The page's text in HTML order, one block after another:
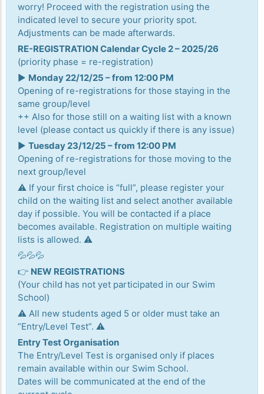
worry! Proceed with the registration using the
indicated level to secure your priority spot.
Adjustments can be made afterwards.
RE-REGISTRATION Calendar Cycle 2 – 2025/26
(priority phase = re-registration)
▶️ Monday 22/12/25 – from 12:00 PM
Opening of re-registrations for those staying in the
same group/level
++ Also for those still on a waiting list with a known
level (please contact us quickly if there is any issue)
▶️ Tuesday 23/12/25 – from 12:00 PM
Opening of re-registrations for those moving to the
next group/level
⚠️ If your first choice is “full”, please register your
child on the waiting list and select another available
day if possible. You will be contacted if a place
becomes available. Registration on multiple waiting
lists is allowed. ⚠️
💦💦💦
👉 NEW REGISTRATIONS
(Your child has not yet participated in our Swim
School)
⚠️ All new students aged 5 or older must take an
“Entry/Level Test”. ⚠️
Entry Test Organisation
The Entry/Level Test is organised only if places
remain available within our Swim School.
Dates will be communicated at the end of the